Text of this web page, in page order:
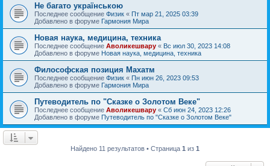
Не багато українською
Последнее сообщение Физик « Пт мар 21, 2025 03:39
Добавлено в форуме Гармония Мира
Новая наука, медицина, техника
Последнее сообщение Аволикешвару « Вс июл 30, 2023 14:08
Добавлено в форуме Новая наука, медицина, техника
Философская позиция Махатм
Последнее сообщение Физик « Пн июн 26, 2023 09:53
Добавлено в форуме Гармония Мира
Путеводитель по "Сказке о Золотом Веке"
Последнее сообщение Аволикешвару « Сб июн 24, 2023 12:26
Добавлено в форуме Путеводитель по "Сказке о Золотом Веке"
Найдено 11 результатов • Страница 1 из 1